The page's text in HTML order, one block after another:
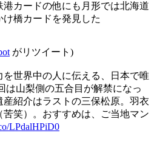
カードの他にも月形では北海道
橋カードを発見した
がリツイート)
を世界中の人に伝える、日本で唯
は山梨側の五合目が解禁になっ
紹介はラストの三保松原。羽衣
笑）。おすすめは、ご当地マン
LPdalHPiD0